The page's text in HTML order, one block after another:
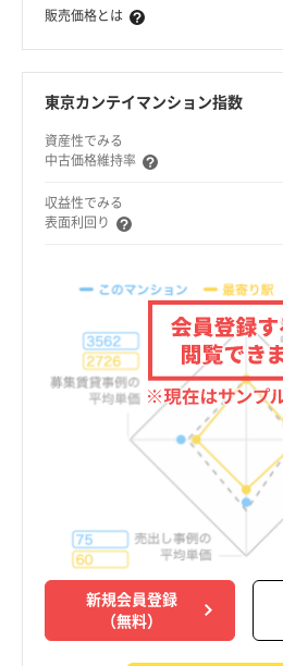
販売価格とは
東京カンテイマンション指数
資産性でみる
中古価格維持率
収益性でみる
表面利回り
新規会員登録
（無料）